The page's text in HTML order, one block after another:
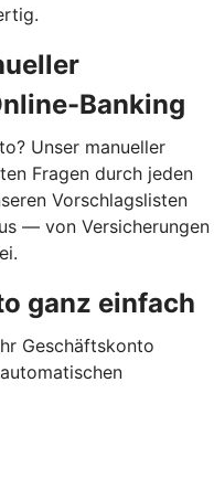
Banking
Unser manueller
Fragen durch jeden
Vorschlagslisten
— von Versicherungen
ganz einfach
Geschäftskonto